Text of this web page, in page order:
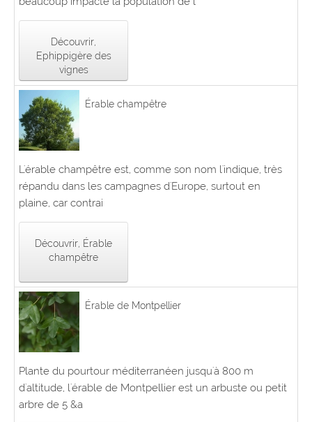
Découvrir,
Ephippigère des
vignes
Érable champêtre
L'érable champêtre est, comme son nom l'indique, très
répandu dans les campagnes d'Europe, surtout en
plaine, car contrai
Découvrir, Érable
champêtre
Érable de Montpellier
Plante du pourtour méditerranéen jusqu'à 800 m
d'altitude, l'érable de Montpellier est un arbuste ou petit
arbre de 5 &a